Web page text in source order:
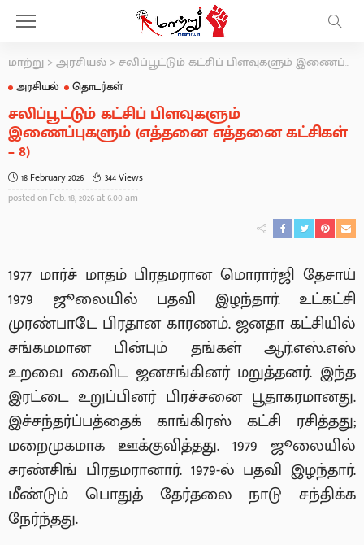
மாற்று >அரசியல் >சலிப்பூட்டும் கட்சிப் பிளவுகளும் இணைப்புகளும் (எத்தனை எத்தனை கட்சிகள் – 8)
அரசியல் தொடர்கள்
சலிப்பூட்டும் கட்சிப் பிளவுகளும்
இணைப்புகளும் (எத்தனை எத்தனை கட்சிகள்
– 8)
18 February 2026
344 Views
posted on Feb. 18, 2026 at 6:00 am
1977 மார்ச் மாதம் பிரதமரான மொரார்ஜி தேசாய்
1979 ஜூலையில் பதவி இழந்தார். உட்கட்சி
முரண்பாடே பிரதான காரணம். ஜனதா கட்சியில்
சங்கமமான பின்பும் தங்கள் ஆர்.எஸ்.எஸ்
உறவை கைவிட ஜனசங்கினர் மறுத்தனர். இந்த
இரட்டை உறுப்பினர் பிரச்சனை பூதாகரமானது.
இச்சந்தர்ப்பத்தைக் காங்கிரஸ் கட்சி ரசித்தது;
மறைமுகமாக ஊக்குவித்தது. 1979 ஜூலையில்
சரண்சிங் பிரதமரானார். 1979-ல் பதவி இழந்தார்.
மீண்டும் பொதுத் தேர்தலை நாடு சந்திக்க
நேர்ந்தது.